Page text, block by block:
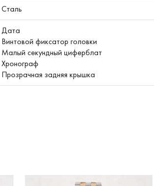
Сталь
Дата
Винтовой фиксатор головки
Малый секундный циферблат
Хронограф
Прозрачная задняя крышка